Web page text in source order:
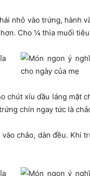
nhỏ vào trứng, hành
Cho ¼ thìa muối
chút xíu dầu láng mặt
chín ngay tức là
chảo, dàn đều. Khi